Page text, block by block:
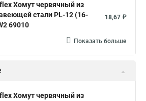
для кабеля крепления
Хомуты на кислородные шланги
Хомуты металлические для шрус
Хомут червячный из
стали PL-12 (16-
69010
18,67 ₽
Показать больше
Хомут червячный из